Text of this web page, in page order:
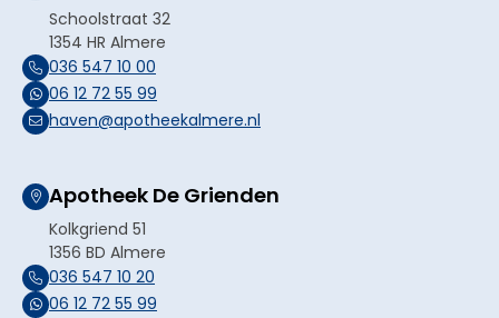
Schoolstraat 32
1354 HR Almere
036 547 10 00
06 12 72 55 99
haven@apotheekalmere.nl
Apotheek De Grienden
Kolkgriend 51
1356 BD Almere
036 547 10 20
06 12 72 55 99